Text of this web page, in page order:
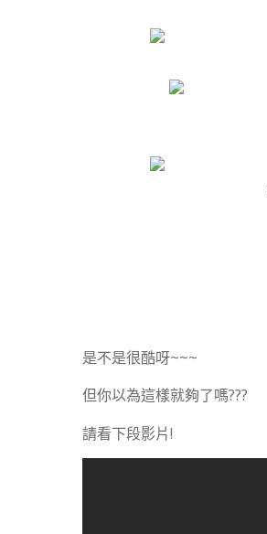
是不是很酷呀~~~
但你以為這樣就夠了嗎???
請看下段影片!